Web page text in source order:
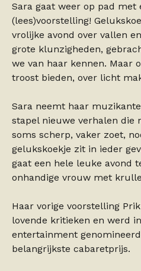
Sara gaat weer op pad met
(lees)voorstelling!
vrolijke avond over vallen
grote klunzigheden,
we van haar kennen. Maar
troost bieden, over licht
Sara neemt haar
stapel nieuwe verhalen die
soms scherp, vaker zoet,
gelukskoekje zit in ieder
gaat een hele leuke avond
onhandige vrouw met
Haar vorige voorstelling
lovende kritieken en werd
entertainment
belangrijkste cabaretprijs.